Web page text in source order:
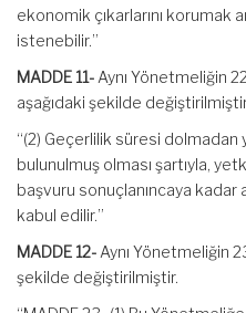
ekonomik çıkarlarını korumak
istenebilir.”
MADDE 11- Aynı Yönetmeliğin
aşağıdaki şekilde
“(2) Geçerlilik süresi
bulunulmuş olması şartıyla,
başvuru sonuçlanıncaya kadar
kabul edilir.”
MADDE 12- Aynı Yönetmeliğin
şekilde değiştirilmiştir.